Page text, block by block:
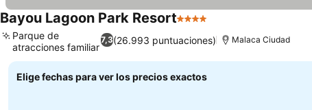
Bayou Lagoon Park Resort4 Estrellas
7,3(26.993 puntuaciones)
Parque de
atracciones familiar
Malaca Ciudad
Elige fechas para ver los precios exactos